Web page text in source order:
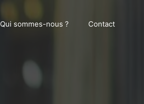
Qui sommes-nous ? Contact